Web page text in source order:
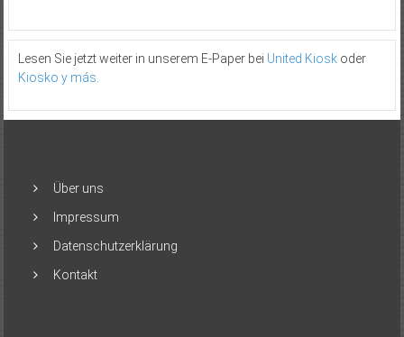
Lesen Sie jetzt weiter in unserem E-Paper bei United Kioskoder
Kiosko y más
Über uns
Impressum
Datenschutzerklärung
Kontakt